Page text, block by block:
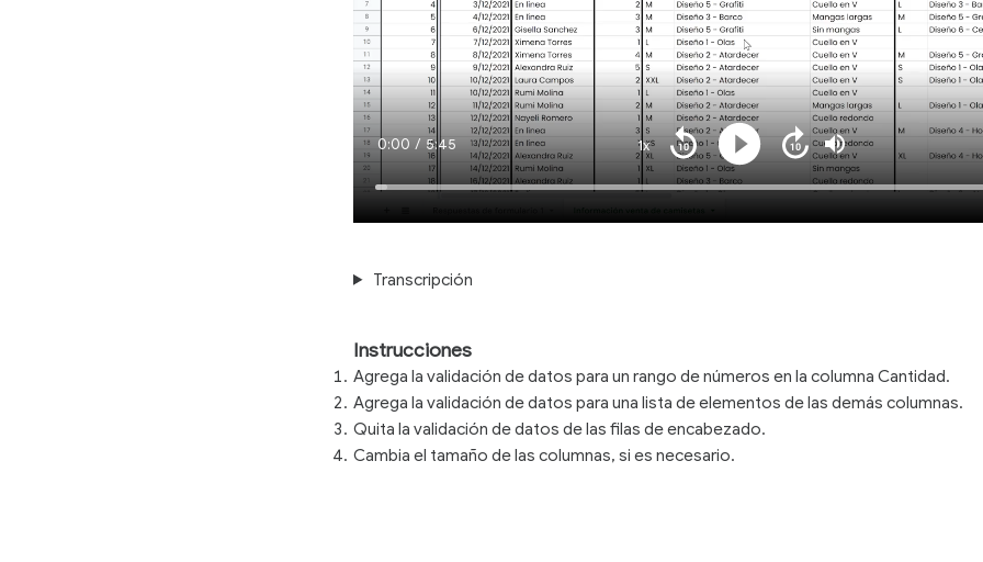
Loaded:
Current
Time
0:00 / Duration
5:45 1xPlayback
Rate
Play
Seek
forward
seconds
Seek
back
10
seconds
Mute
Transcripción
Instrucciones
Agrega la validación de datos para un rango de números en la columna Cantidad.
Agrega la validación de datos para una lista de elementos de las demás columnas.
Quita la validación de datos de las filas de encabezado.
Cambia el tamaño de las columnas, si es necesario.